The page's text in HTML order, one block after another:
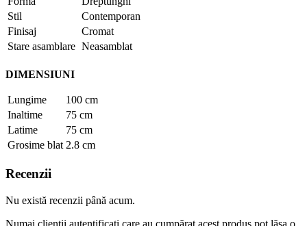
Stil
Contemporan
Finisaj
Cromat
Stare asamblare Neasamblat
DIMENSIUNI
Lungime
100 cm
Inaltime
75 cm
Latime
75 cm
Grosime blat 2.8 cm
Recenzii
Nu există recenzii până acum.
Numai clienții autentificați care au cumpărat acest produs pot lăsa o